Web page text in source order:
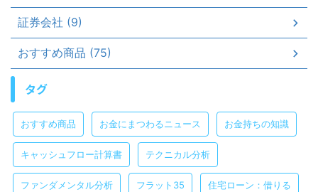
証券会社 (9)
おすすめ商品 (75)
タグ
おすすめ商品 お金にまつわるニュース お金持ちの知識
キャッシュフロー計算書 テクニカル分析
ファンダメンタル分析 フラット35 住宅ローン：借りる